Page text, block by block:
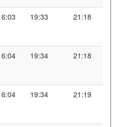
19:33 21:18
19:34 21:18
19:34 21:19